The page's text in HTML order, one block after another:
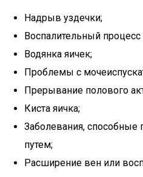
Надрыв уздечки;
Воспалительный
Водянка яичек;
Проблемы с
Прерывание полового
Киста яичка;
Заболевания,
путем;
Расширение вен или